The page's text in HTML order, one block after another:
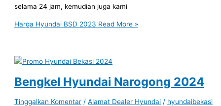
selama 24 jam, kemudian juga kami
Harga Hyundai BSD 2023 Read More »
Bengkel Hyundai Narogong 2024
Tinggalkan Komentar /Alamat Dealer Hyundai / hyundaibekasi